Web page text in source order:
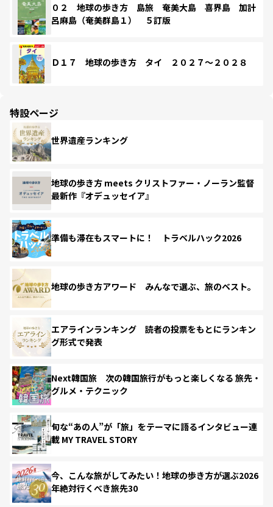
０２ 地球の歩き方 島旅 奄美大島 喜界島 加計
呂麻島（奄美群島１） ５訂版
Ｄ１７ 地球の歩き方 タイ ２０２７～２０２８
特設ページ
世界遺産ランキング
地球の歩き方 meets クリストファー・ノーラン監督
最新作『オデュッセイア』
準備も滞在もスマートに！ トラベルハック2026
地球の歩き方アワード みんなで選ぶ、旅のベスト。
エアラインランキング 読者の投票をもとにランキン
グ形式で発表
Next韓国旅 次の韓国旅行がもっと楽しくなる 旅先・
グルメ・テクニック
旬な“あの人”が「旅」をテーマに語るインタビュー連
載 MY TRAVEL STORY
今、こんな旅がしてみたい！地球の歩き方が選ぶ2026
年絶対行くべき旅先30